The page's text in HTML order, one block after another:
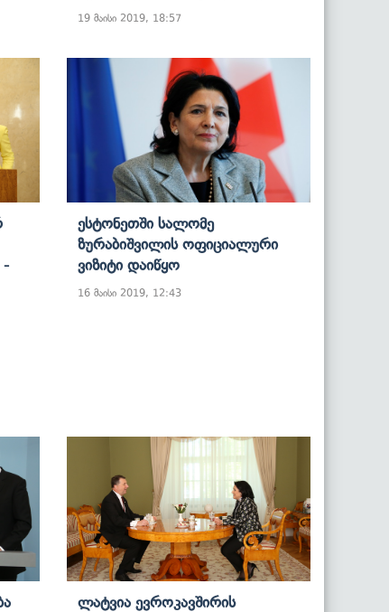
19 მაისი 2019, 18:57
-
Ესტონეთში Სალომე
Ზურაბიშვილის Ოფიციალური
Ვიზიტი Დაიწყო
16 მაისი 2019, 12:43
Ლატვია Ევროკავშირის